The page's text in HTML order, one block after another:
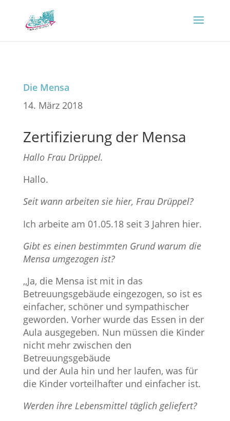
Die Mensa
14. März 2018
Zertifizierung der Mensa
Hallo Frau Drüppel.
Hallo.
Seit wann arbeiten sie hier, Frau Drüppel?
Ich arbeite am 01.05.18 seit 3 Jahren hier.
Gibt es einen bestimmten Grund warum die
Mensa umgezogen ist?
,,Ja, die Mensa ist mit in das
Betreuungsgebäude eingezogen, so ist es
einfacher, schöner und sympathischer
geworden. Vorher wurde das Essen in der
Aula ausgegeben. Nun müssen die Kinder
nicht mehr zwischen den
Betreuungsgebäude
und der Aula hin und her laufen, was für
die Kinder vorteilhafter und einfacher ist.
Werden ihre Lebensmittel täglich geliefert?